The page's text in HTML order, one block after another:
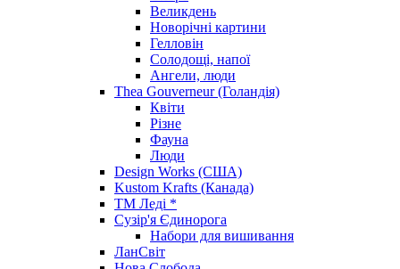
Великдень
Новорічні картини
Гелловін
Солодощі, напої
Ангели, люди
Thea Gouverneur (Голандія)
Квіти
Різне
Фауна
Люди
Design Works (США)
Kustom Krafts (Канада)
ТМ Леді *
Сузір'я Єдинорога
Набори для вишивання
ЛанСвіт